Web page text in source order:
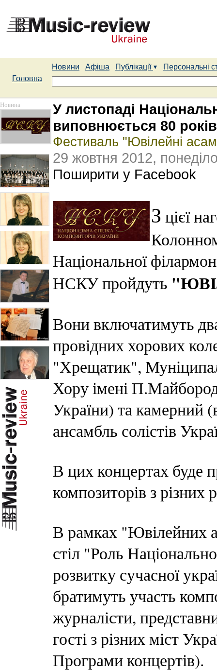
Новини Афіша Публікації
Персональні
Головна
Новина
У листопаді
виповнюється 80
Фестиваль "Ювілейні
29 жовтня 2012,
Поширити у Facebook
З цієї
Національної
НСКУ пройдуть
Вони включатимуть
провідних хорових
"Хрещатик",
Хору імені
України) та камерний
ансамбль солістів
В цих концертах буде
композиторів з різних
В рамках "Ювілейних
стіл "Роль
розвитку сучасної
братимуть участь
журналісти,
гості з різних міст
Програми концертів).